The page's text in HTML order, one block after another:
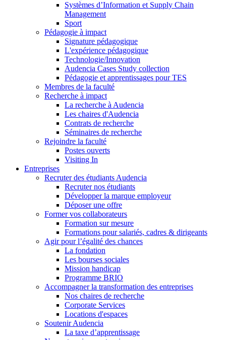
Systèmes d’Information et Supply Chain
Management
Sport
Pédagogie à impact
Signature pédagogique
L'expérience pédagogique
Technologie/Innovation
Audencia Cases Study collection
Pédagogie et apprentissages pour TES
Membres de la faculté
Recherche à impact
La recherche à Audencia
Les chaires d'Audencia
Contrats de recherche
Séminaires de recherche
Rejoindre la faculté
Postes ouverts
Visiting In
Entreprises
Recruter des étudiants Audencia
Recruter nos étudiants
Développer la marque employeur
Déposer une offre
Former vos collaborateurs
Formation sur mesure
Formations pour salariés, cadres & dirigeants
Agir pour l’égalité des chances
La fondation
Les bourses sociales
Mission handicap
Programme BRIO
Accompagner la transformation des entreprises
Nos chaires de recherche
Corporate Services
Locations d'espaces
Soutenir Audencia
La taxe d’apprentissage